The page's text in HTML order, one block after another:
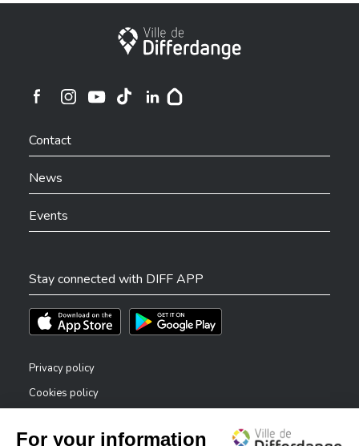
City of Differdange
Ville de Differdange sur Instagram
Contact
News
Events
Stay connected with DIFF APP
Téléchargez l'app sur l'App StoreTéléchargez l'app sur Play Store
Privacy policy
Cookies policy
Accessibility statement